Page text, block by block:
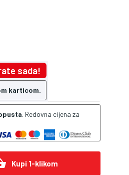
sada!
karticom.
. Redovna cijena za
Kupi 1-klikom